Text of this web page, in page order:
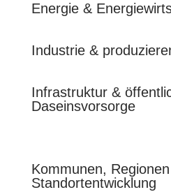
Energie &
Industrie &
Infrastruktur &
Daseinsvorsorge
Kommunen,
Standortentwicklung